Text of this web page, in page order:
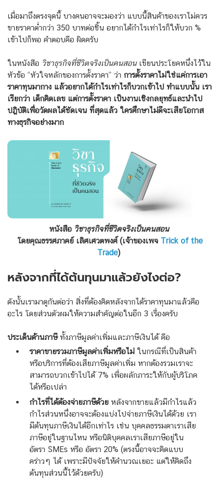
เมื่อมาถึงตรงจุดนี้ บางคนอาจจะมองว่า แบบนี้สินค้าของเราไม่ควร
ขายราคาต่ำกว่า 350 บาทต่อชิ้น อยากได้กำไรเท่าไรก็ให้บวก %
เข้าไปก็พอ คำตอบคือ ผิดครับ
ในหนังสือ วิชาธุรกิจที่ชีวิตจริงเป็นคนสอนเขียนประโยคหนึ่งไว้ใน
หัวข้อ “หัวใจหลักของการตั้งราคา” ว่า การตั้งราคาไม่ใช่แค่การเอา
ราคาทุนมากาง แล้วอยากได้กำไรเท่าไรก็บวกเข้าไป ทำแบบนั้น เรา
เรียกว่า เด็กคิดเลข แต่การตั้งราคา เป็นงานเชิงกลยุทธ์และนำไป
ปฎิบัติเพื่อวัดผลได้ชัดเจน ที่สุดแล้ว ใครศึกษาไม่ดีจะเสียโอกาส
ทางธุรกิจอย่างมาก
หนังสือวิชาธุรกิจที่ชีวิตจริงเป็นคนสอน
โดยคุณธรรศภาคย์ เลิศเศวตพงศ์ (เจ้าของเพจ Trick of the
Trade)
หลังจากที่ได้ต้นทุนมาแล้วยังไงต่อ?
ดังนั้นเรามาดูกันต่อว่า สิ่งที่ต้องคิดหลังจากได้ราคาทุนมาแล้วคือ
อะไร โดยส่วนตัวผมให้ความสำคัญต่อในอีก 3 เรื่องครับ
ประเด็นด้านภาษีทั้งภาษีมูลค่าเพิ่มและภาษีเงินได้ คือ
ราคาขายรวมภาษีมูลค่าเพิ่มหรือไม่ ในกรณีที่เป็นสินค้า
หรือบริการที่ต้องเสียภาษีมูลค่าเพิ่ม หากต้องรวมเราจะ
สามารถบวกเข้าไปได้ 7% เพื่อผลักภาระให้กับผู้บริโภค
ได้หรือเปล่า
กำไรที่ได้ต้องจ่ายภาษีด้วย หลังจากขายแล้วมีกำไรแล้ว
กำไรส่วนหนึ่งอาจจะต้องแบ่งไปจ่ายภาษีเงินได้ด้วย เรา
มีต้นทุนภาษีเงินได้อีกเท่าไร เช่น บุคคลธรรมดาเราเสีย
ภาษีอยู่ในฐานไหน หรือนิติบุคคลเราเสียภาษีอยู่ใน
อัตรา SMEs หรือ อัตรา 20% (ตรงนี้อาจจะคิดแบบ
คร่าวๆ ได้ เพราะมีปัจจัยให้คำนวณเยอะ แต่ให้คิดถึง
ต้นทุนส่วนนี้ไว้ด้วยครับ)